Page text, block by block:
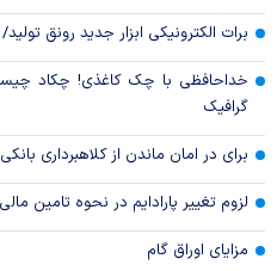
برات الکترونیکی ابزار جدید رونق
خداحافظی با چک کاغذی! چکاد
گرافیک
برای در امان ماندن از کلاهبرداری
لزوم تغییر پارادایم در نحوه تامین
مزایای اوراق گام